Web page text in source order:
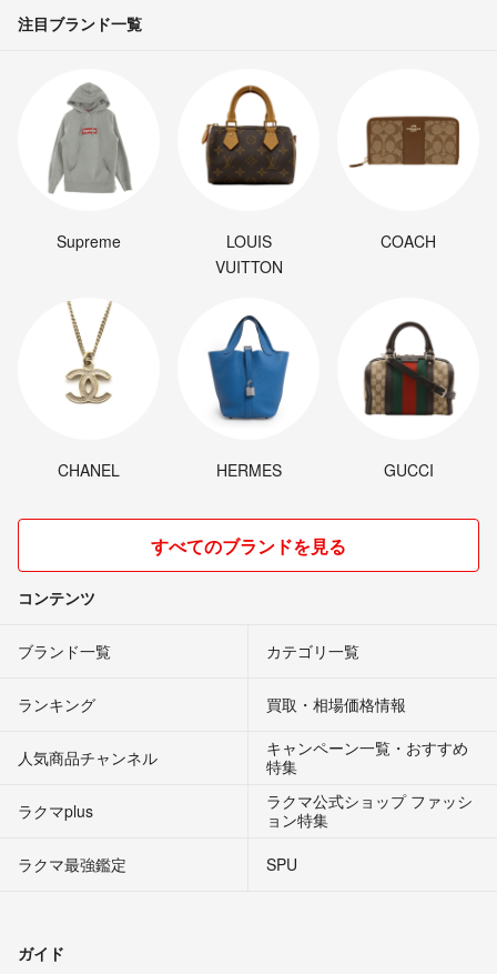
注目ブランド一覧
Supreme
LOUIS
VUITTON
COACH
CHANEL HERMES GUCCI
すべてのブランドを見る
コンテンツ
ブランド一覧 カテゴリ一覧
ランキング 買取・相場価格情報
人気商品チャンネル
キャンペーン一覧・おすすめ
特集
ラクマplus
ラクマ公式ショップ ファッシ
ョン特集
ラクマ最強鑑定
SPU
ガイド